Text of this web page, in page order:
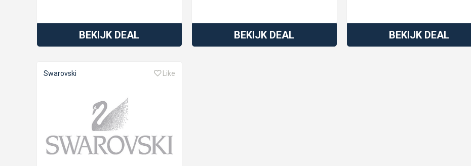
BEKIJK DEAL BEKIJK DEAL BEKIJK DEAL
Swarovski Like